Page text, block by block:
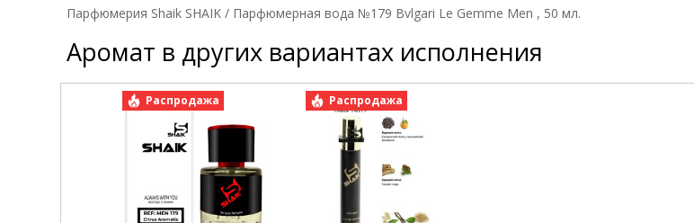
Парфюмерия Shaik SHAIK / Парфюмерная вода №179 Bvlgari Le Gemme Men , 50 мл.
Аромат в других вариантах исполнения
Распродажа Распродажа